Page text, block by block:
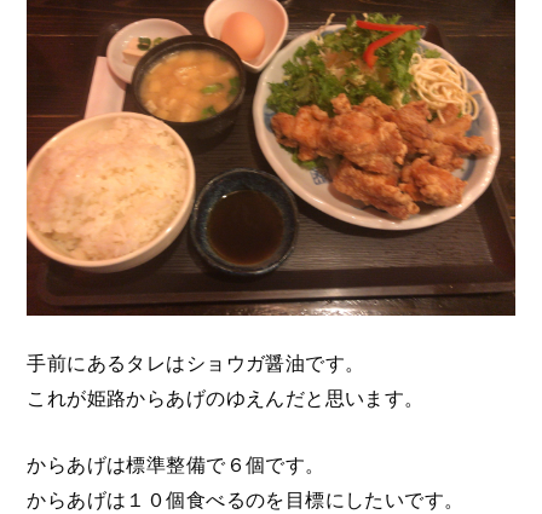
手前にあるタレはショウガ醤油です。
これが姫路からあげのゆえんだと思います。
からあげは標準整備で６個です。
からあげは１０個食べるのを目標にしたいです。